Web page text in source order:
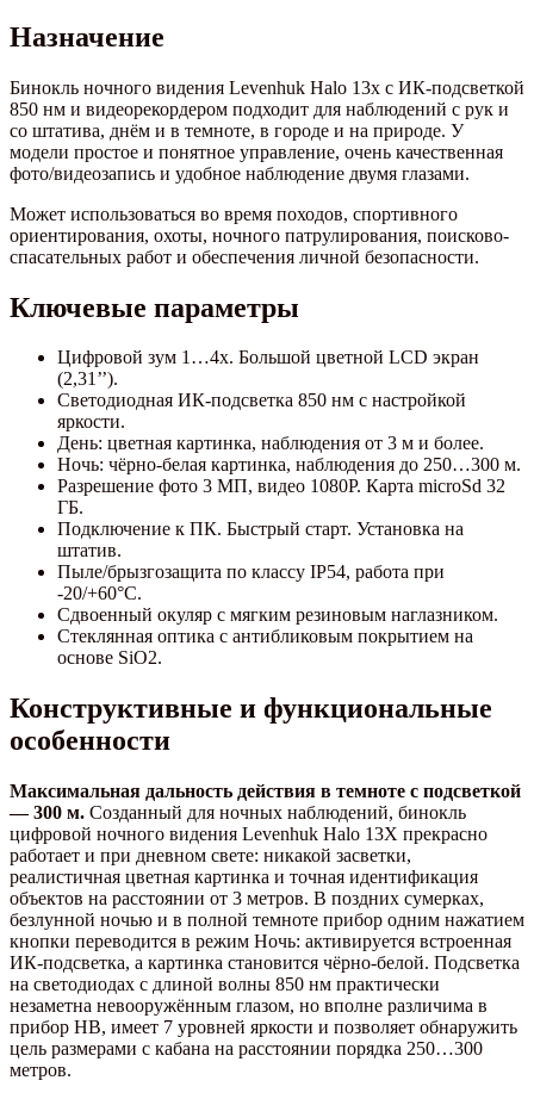
Назначение
Бинокль ночного видения Levenhuk Halo 13x с ИК-подсветкой
850 нм и видеорекордером подходит для наблюдений с рук и
со штатива, днём и в темноте, в городе и на природе. У
модели простое и понятное управление, очень качественная
фото/видеозапись и удобное наблюдение двумя глазами.
Может использоваться во время походов, спортивного
ориентирования, охоты, ночного патрулирования, поисково-
спасательных работ и обеспечения личной безопасности.
Ключевые параметры
Цифровой зум 1…4x. Большой цветной LCD экран
(2,31’’).
Светодиодная ИК-подсветка 850 нм с настройкой
яркости.
День: цветная картинка, наблюдения от 3 м и более.
Ночь: чёрно-белая картинка, наблюдения до 250…300 м.
Разрешение фото 3 МП, видео 1080P. Карта microSd 32
ГБ.
Подключение к ПК. Быстрый старт. Установка на
штатив.
Пыле/брызгозащита по классу IP54, работа при
-20/+60°C.
Сдвоенный окуляр с мягким резиновым наглазником.
Стеклянная оптика с антибликовым покрытием на
основе SiO2.
Конструктивные и функциональные
особенности
Максимальная дальность действия в темноте с подсветкой
— 300 м. Созданный для ночных наблюдений, бинокль
цифровой ночного видения Levenhuk Halo 13X прекрасно
работает и при дневном свете: никакой засветки,
реалистичная цветная картинка и точная идентификация
объектов на расстоянии от 3 метров. В поздних сумерках,
безлунной ночью и в полной темноте прибор одним нажатием
кнопки переводится в режим Ночь: активируется встроенная
ИК-подсветка, а картинка становится чёрно-белой. Подсветка
на светодиодах с длиной волны 850 нм практически
незаметна невооружённым глазом, но вполне различима в
прибор НВ, имеет 7 уровней яркости и позволяет обнаружить
цель размерами с кабана на расстоянии порядка 250…300
метров.